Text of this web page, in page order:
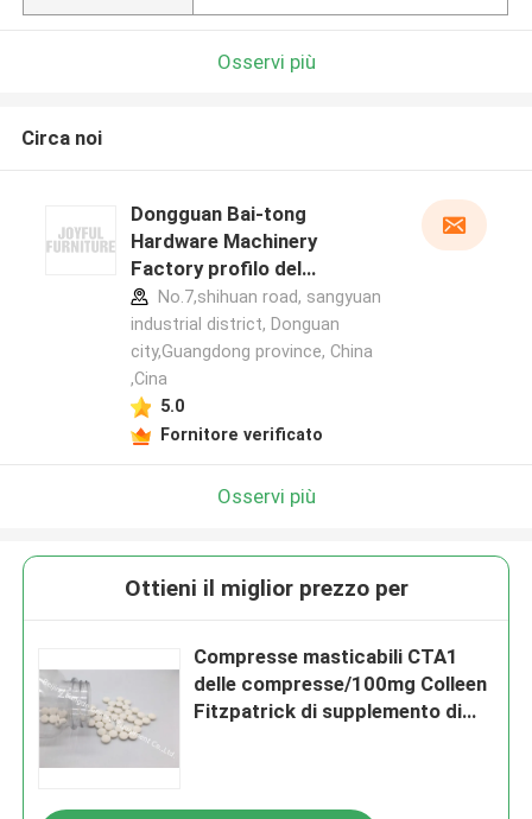
Osservi più
Circa noi
Dongguan Bai-tong
Hardware Machinery
Factory profilo del
produttore
No.7,shihuan road, sangyuan
industrial district, Donguan
city,Guangdong province, China
,Cina
5.0
Fornitore verificato
Osservi più
Ottieni il miglior prezzo per
Compresse masticabili CTA1
delle compresse/100mg Colleen
Fitzpatrick di supplemento di